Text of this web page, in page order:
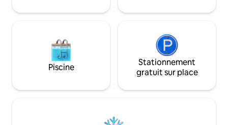
pour la cuisine
Piscine
Stationnement
gratuit sur place